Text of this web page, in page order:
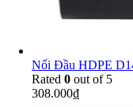
Nối Đầu HDPE
Rated 0 out of 5
308.000₫